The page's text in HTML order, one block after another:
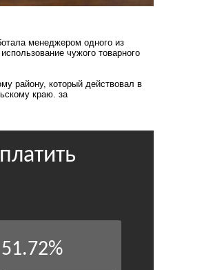
менеджером одного из
чужого товарного
району, который действовал в
краю. за